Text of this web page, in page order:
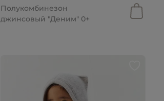
Полукомбинезон
джинсовый "Деним" 0+